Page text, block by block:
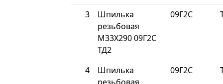
3
Шпилька
резьбовая
М33Х290 09Г2С
ТД2
09Г2С
4
Шпилька
09Г2С